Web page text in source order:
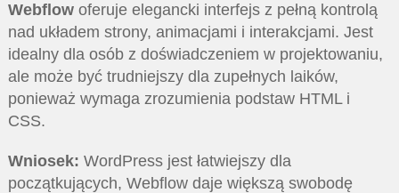
Webflowoferuje elegancki interfejs z pełną kontrolą
nad układem strony, animacjami i interakcjami. Jest
idealny dla osób z doświadczeniem w projektowaniu,
ale może być trudniejszy dla zupełnych laików,
ponieważ wymaga zrozumienia podstaw HTML i
CSS.
Wniosek: WordPress jest łatwiejszy dla
początkujących, Webflow daje większą swobodę